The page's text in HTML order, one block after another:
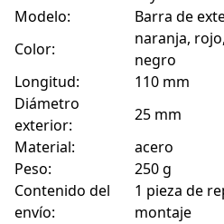
Modelo:
Barra de
Color:
naranja,
negro
Longitud:
110 mm
Diámetro
exterior:
25 mm
Material:
acero
Peso:
250 g
Contenido del
envío:
1 pieza de
montaje